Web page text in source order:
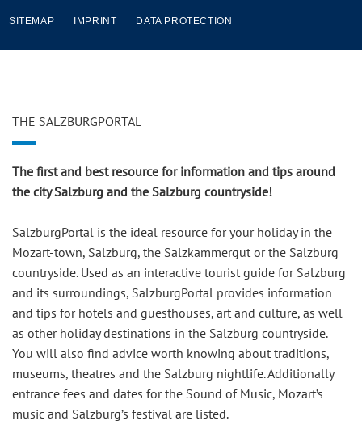
SITEMAP IMPRINT DATA PROTECTION
THE SALZBURGPORTAL
The first and best resource for information and tips around
the city Salzburg and the Salzburg countryside!
SalzburgPortal is the ideal resource for your holiday in the
Mozart-town, Salzburg, the Salzkammergut or the Salzburg
countryside. Used as an interactive tourist guide for Salzburg
and its surroundings, SalzburgPortal provides information
and tips for hotels and guesthouses, art and culture, as well
as other holiday destinations in the Salzburg countryside.
You will also find advice worth knowing about traditions,
museums, theatres and the Salzburg nightlife. Additionally
entrance fees and dates for the Sound of Music, Mozart’s
music and Salzburg’s festival are listed.